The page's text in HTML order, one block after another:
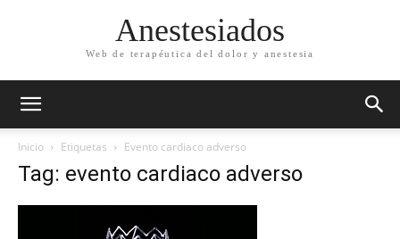
Anestesiados
Web de terapéutica del dolor y anestesia
Inicio Etiquetas Evento cardiaco adverso
Tag: evento cardiaco adverso